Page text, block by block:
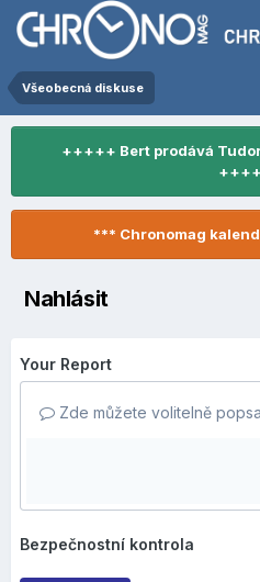
Všeobecná diskuse
+++++ Bert prodává
*** Chronomag
Nahlásit
Your Report
Zde můžete volitelně
Bezpečnostní kontrola